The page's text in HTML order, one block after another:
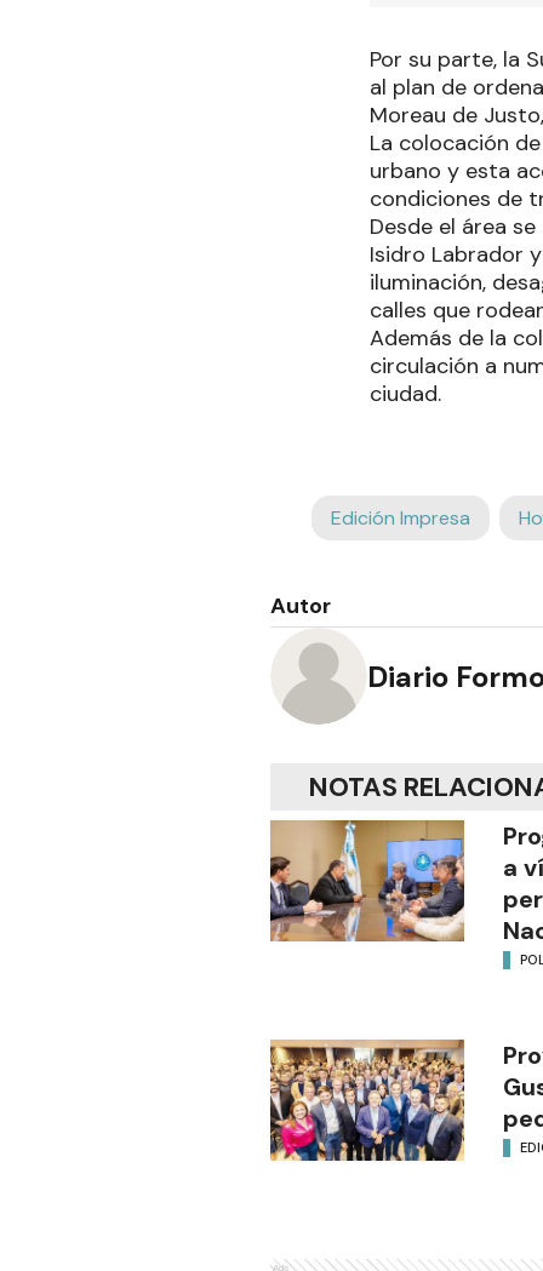
Por su parte, la
al plan de
Moreau de
La colocación
urbano y esta
condiciones de
Desde el área
Isidro Labrador
iluminación,
calles que
Además de la
circulación a
ciudad.
Edición Impresa
Autor
Diario
NOTAS
a
Ads